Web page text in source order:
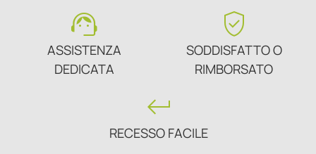
support_agent
ASSISTENZA
DEDICATA
verified_user
SODDISFATTO O
RIMBORSATO
keyboard_return
RECESSO FACILE